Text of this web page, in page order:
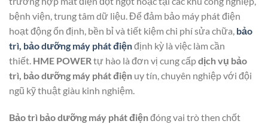
bệnh viện, trung tâm dữ liệu. Để đảm bảo máy phát điện
hoạt động ổn định, bền bỉ và tiết kiệm chi phí sửa chữa, bảo
trì, bảo dưỡng máy phát điệnđịnh kỳ là việc làm cần
thiết. HME POWER tự hào là đơn vị cung cấpdịch vụ bảo
trì, bảo dưỡng máy phát điện uy tín, chuyên nghiệp với đội
ngũ kỹ thuật giàu kinh nghiệm.
Bảo trì bảo dưỡng máy phát điệnđóng vai trò then chốt